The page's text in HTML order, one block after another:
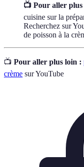
📺 Pour aller
cuisine sur la
Recherchez sur
de poisson à la
📺 Pour aller plus loin :
crème sur YouTube